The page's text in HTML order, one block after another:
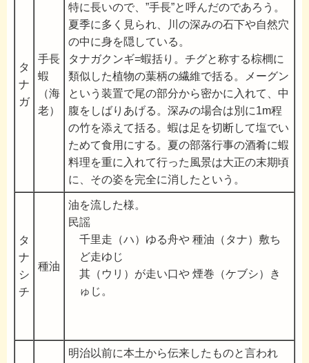
タ
ナ
ガ
手長
蝦
（海
老）
特に長いので、”手長”と呼んだのであろう。
夏季に多く見られ、川の深みの石下や自然穴
の中に身を隠している。
タナガクンギ=蝦括り。チグと称する棕櫚に
類似した植物の葉柄の繊維で括る。メーグン
という装置で尾の部分から密かに入れて、中
腹をしばりあげる。深みの場合は別に1m程
の竹を添えて括る。蝦は足を切断して塩でい
ためて食用にする。夏の部落行事の酒肴に蝦
料理を重に入れて行った風景は大正の末期頃
に、その姿を完全に消したという。
タ
ナ
シ
チ
種油
油を流した様。
民謡
千里走（ハ）ゆる舟や 種油（タナ）敷ち
ど走ゆじ
其（ウリ）が走い口や 煙巻（ケブシ）き
ゅじ。
明治以前に本土から伝来したものと言われ